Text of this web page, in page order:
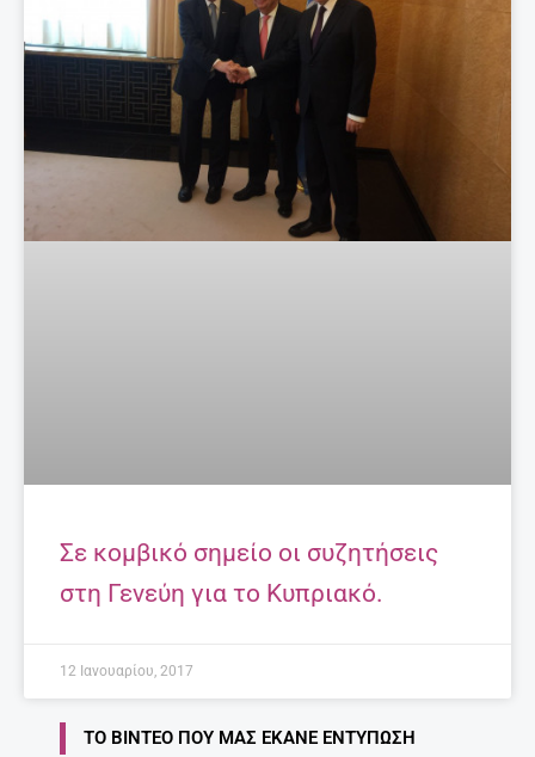
Σε κομβικό σημείο οι συζητήσεις
στη Γενεύη για το Κυπριακό.
12 Ιανουαρίου, 2017
ΤΟ ΒΊΝΤΕΟ ΠΟΥ ΜΑΣ ΈΚΑΝΕ ΕΝΤΎΠΩΣΗ